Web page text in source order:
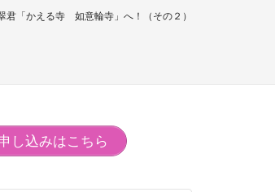
君「かえる寺 如意輪寺」へ！（その２）
し込みはこちら